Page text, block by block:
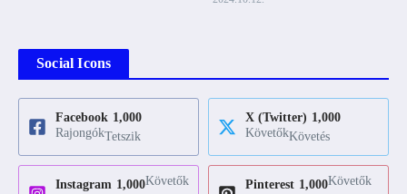
Social Icons
Facebook 1,000
RajongókTetszik
X (Twitter) 1,000
KövetőkKövetés
Instagram 1,000Követők
Pinterest 1,000Követők